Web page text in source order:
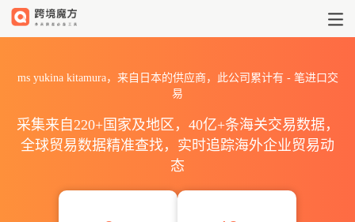
ms yukina kitamura，来自日本的供应商，此公司累计有 -笔进口交
易
采集来自220+国家及地区，40亿+条海关交易数据，
全球贸易数据精准查找，实时追踪海外企业贸易动
态